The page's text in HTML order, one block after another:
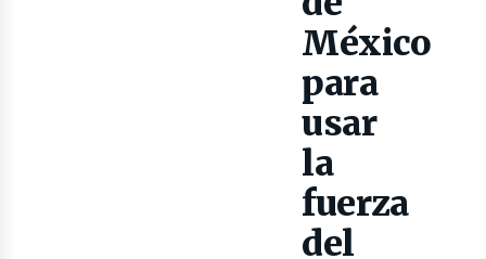
México
para
usar
la
fuerza
del